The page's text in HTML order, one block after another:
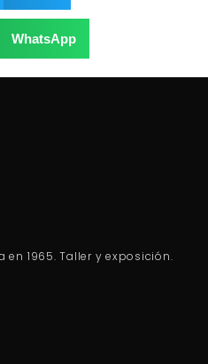
WhatsApp
1965. Taller y exposición.